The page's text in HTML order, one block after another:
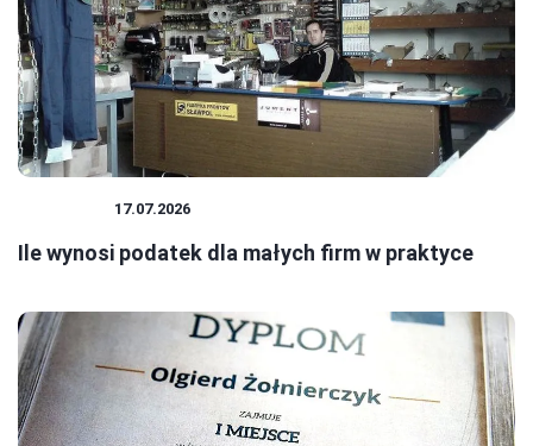
17.07.2026
Ile wynosi podatek dla małych firm w praktyce